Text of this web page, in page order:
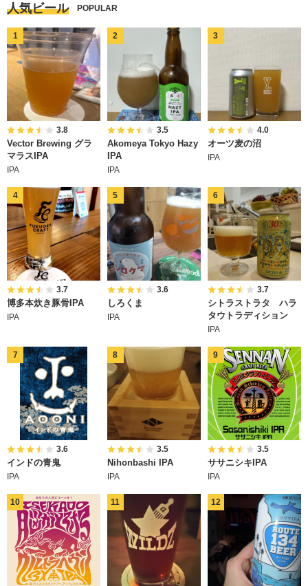
人気ビール POPULAR
3.8
Vector Brewing グラ
マラスIPA
IPA
3.5
Akomeya Tokyo Hazy
IPA
IPA
4.0
オーツ麦の沼
IPA
3.7
博多本炊き豚骨IPA
IPA
3.6
しろくま
IPA
3.7
シトラストラタ ハラ
タウトラディション
IPA
3.6
インドの青鬼
IPA
3.5
Nihonbashi IPA
IPA
3.5
ササニシキIPA
IPA